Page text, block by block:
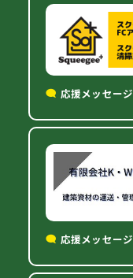
応援メッセージ
応援メッセージ